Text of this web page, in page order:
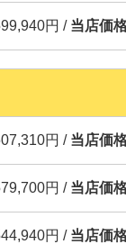
円 / 当店価
円 / 当店価
円 / 当店価
円 / 当店価